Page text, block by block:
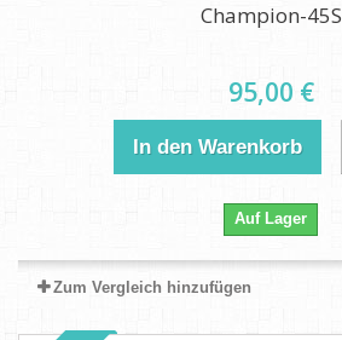
Champion-45S
95,00 €
In den Warenkorb
Auf Lager
Zum Vergleich hinzufügen